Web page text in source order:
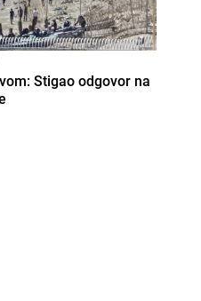
Stigao odgovor na